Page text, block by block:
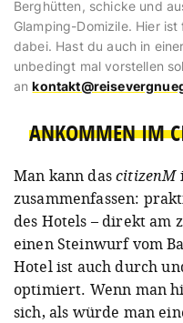
Berghütten, schicke und
Glamping-Domizile. Hier
dabei. Hast du auch in
unbedingt mal vorstellen
an
ANKOMMEN IM
Man kann dascitizenM
zusammenfassen:
des Hotels – direkt am
einen Steinwurf vom
Hotel ist auch durch
optimiert. Wenn man
sich, als würde man